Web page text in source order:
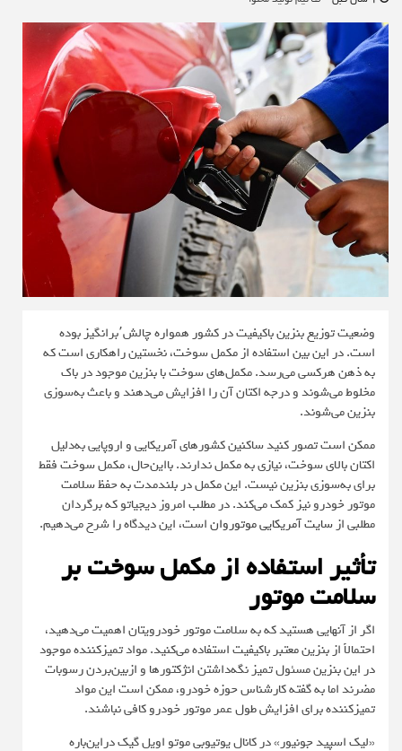
وضعیت توزیع بنزین باکیفیت در کشور همواره چالش‌٬برانگیز بوده
است. در این بین استفاده از مکمل‌ سوخت، نخستین راهکاری است که
به ذهن هرکسی می‌رسد. مکمل‌های سوخت با بنزین موجود در باک
مخلوط می‌شوند و درجه اکتان آن را افزایش می‌دهند و باعث به‌سوزی
بنزین می‌شوند.
ممکن است تصور کنید ساکنین کشورهای آمریکایی و اروپایی به‌دلیل
اکتان بالای سوخت، نیازی به مکمل ندارند. بااین‌حال، مکمل سوخت فقط
برای به‌سوزی بنزین نیست. این مکمل در بلندمدت به حفظ سلامت
موتور خودرو نیز کمک می‌کند. در مطلب امروز دیجیاتو که برگردان
مطلبی ازسایت آمریکایی موتورواناست، این دیدگاه را شرح می‌دهیم.
تأثیر استفاده از مکمل سوخت بر
سلامت موتور
اگر از آنهایی هستید که به سلامت موتور خودرویتان اهمیت می‌دهید،
احتمالاً از بنزین معتبر باکیفیت استفاده می‌کنید. مواد تمیزکننده موجود
در این بنزین مسئول تمیز نگه‌داشتن انژکتورها و ازبین‌بردن رسوبات
مضرند اما به گفته کارشناس حوزه خودرو، ممکن است این مواد
تمیزکننده برای افزایش طول عمر موتور خودرو کافی نباشند.
«لیک اسپید جونیور» در کانال یوتیوبی موتو اویل گیک دراین‌باره